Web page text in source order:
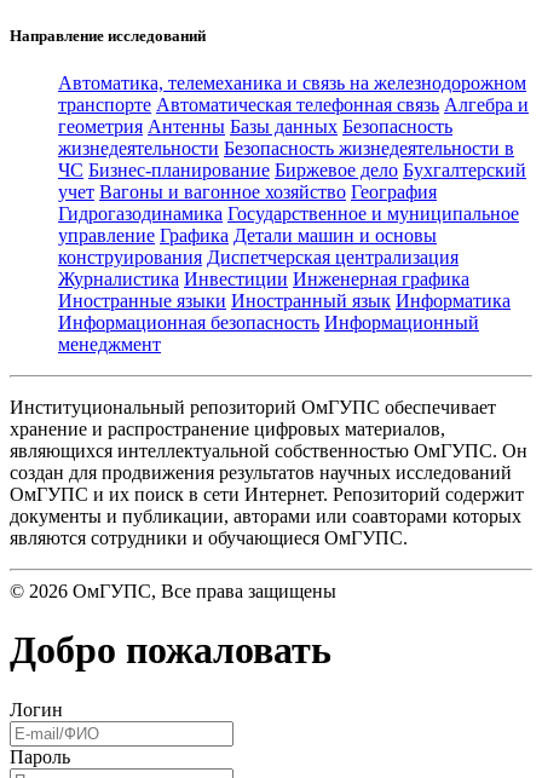
Направление исследований
Автоматика, телемеханика и связь на железнодорожном
транспорте Автоматическая телефонная связь Алгебра и
геометрия Антенны Базы данных Безопасность
жизнедеятельности Безопасность жизнедеятельности в
ЧС Бизнес-планирование Биржевое дело Бухгалтерский
учет Вагоны и вагонное хозяйство География
Гидрогазодинамика Государственное и муниципальное
управление Графика Детали машин и основы
конструирования Диспетчерская централизация
Журналистика Инвестиции Инженерная графика
Иностранные языки Иностранный язык Информатика
Информационная безопасность Информационный
менеджмент
Институциональный репозиторий ОмГУПС обеспечивает
хранение и распространение цифровых материалов,
являющихся интеллектуальной собственностью ОмГУПС. Он
создан для продвижения результатов научных исследований
ОмГУПС и их поиск в сети Интернет. Репозиторий содержит
документы и публикации, авторами или соавторами которых
являются сотрудники и обучающиеся ОмГУПС.
© 2026 ОмГУПС, Все права защищены
Добро пожаловать
Логин
Пароль